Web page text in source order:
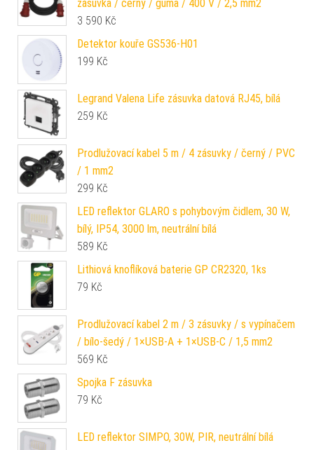
zásuvka / černý / guma / 400 V / 2,5 mm2
3 590 Kč
Detektor kouře GS536-H01
199 Kč
Legrand Valena Life zásuvka datová RJ45, bílá
259 Kč
Prodlužovací kabel 5 m / 4 zásuvky / černý / PVC
/ 1 mm2
299 Kč
LED reflektor GLARO s pohybovým čidlem, 30 W,
bílý, IP54, 3000 lm, neutrální bílá
589 Kč
Lithiová knoflíková baterie GP CR2320, 1ks
79 Kč
Prodlužovací kabel 2 m / 3 zásuvky / s vypínačem
/ bílo-šedý / 1×USB-A + 1×USB-C / 1,5 mm2
569 Kč
Spojka F zásuvka
79 Kč
LED reflektor SIMPO, 30W, PIR, neutrální bílá